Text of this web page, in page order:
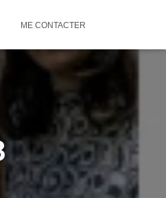
ME CONTACTER